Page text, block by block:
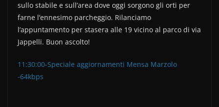
sullo stabile e sull’area dove oggi sorgono gli orti per
farne l’ennesimo parcheggio. Rilanciamo
l’appuntamento per stasera alle 19 vicino al parco di via
Jappelli. Buon ascolto!
11:30:00-Speciale aggiornamenti Mensa Marzolo
-64kbps